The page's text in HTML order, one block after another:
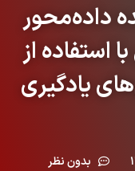
داده‌محور
استفاده از
یادگیری
بدون نظر